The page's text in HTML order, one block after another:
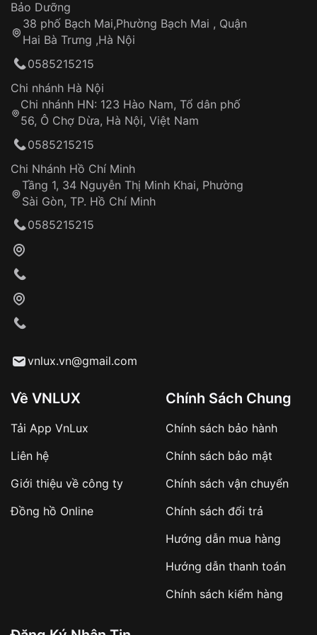
Thời gian tính từ khi xác nhận đơn hàng thành
công
Hotline: 0585 215 215
Từ khóa SEO:
Khách hàng kiểm tra và thanh toán trực tiếp
Từ khóa SEO:
sản phẩm đặc biệt
hàng
Số tiền còn lại thanh toán khi nhận hàng hoặc
✔️ Đảm bảo xử lý đơn hàng nhanh chóng
✔️ Hạn chế tình trạng hủy đơn không mong
Sản phẩm đã bị:
Tự ý sửa chữa
thống VNLUX
Đảm bảo quyền lợi khách hàng
Đồng hành cùng khách hàng trong suốt quá
trình sử dụng
Bảo Dưỡng
38 phố Bạch Mai,Phường Bạch Mai , Quận
Hai Bà Trưng ,Hà Nội
0585215215
Chi nhánh Hà Nội
Chi nhánh HN: 123 Hào Nam, Tổ dân phố
56, Ô Chợ Dừa, Hà Nội, Việt Nam
0585215215
Chi Nhánh Hồ Chí Minh
Tầng 1, 34 Nguyễn Thị Minh Khai, Phường
Sài Gòn, TP. Hồ Chí Minh
0585215215
vnlux.vn@gmail.com
Về VNLUX
Tải App VnLux
Liên hệ
Giới thiệu về công ty
Đồng hồ Online
Chính Sách Chung
Chính sách bảo hành
Chính sách bảo mật
Chính sách vận chuyển
Chính sách đổi trả
Hướng dẫn mua hàng
Hướng dẫn thanh toán
Chính sách kiểm hàng